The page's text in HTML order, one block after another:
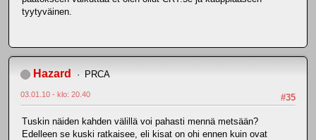
tyytyväinen.
Hazard PRCA
#35
03.01.10 - klo: 20.40
Tuskin näiden kahden välillä voi pahasti mennä metsään?
Edelleen se kuski ratkaisee, eli kisat on ohi ennen kuin ovat